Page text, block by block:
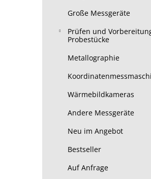
Große Messgeräte
Prüfen und
Probestücke
Metallographie
Wärmebildkameras
Andere Messgeräte
Neu im Angebot
Bestseller
Auf Anfrage